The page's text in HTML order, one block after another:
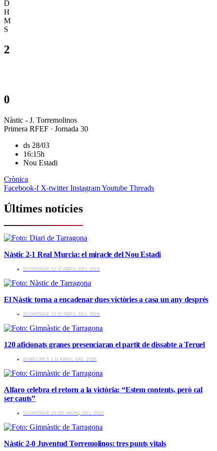
D
H
M
S
2
0
Nàstic - J. Torremolinos
Primera RFEF · Jornada 30
ds 28/03
16:15h
Nou Estadi
Crònica
Facebook-f X-twitter InstagramYoutube Threads
Últimes notícies
Nàstic 2-1 Real Murcia: el miracle del Nou Estadi
​DIUMENGE 12 D'ABRIL DEL 2026
El Nàstic torna a encadenar dues victòries a casa un any després
​DIUMENGE 12 D'ABRIL DEL 2026
120 aficionats granes presenciaran el partit de dissabte a Teruel
​DIMECRES 1 D'ABRIL DEL 2026
Alfaro celebra el retorn a la victòria: “Estem contents, però cal
ser cauts”
​DIUMENGE 29 DE MARÇ DEL 2026
Nàstic 2-0 Juventud Torremolinos: tres punts vitals